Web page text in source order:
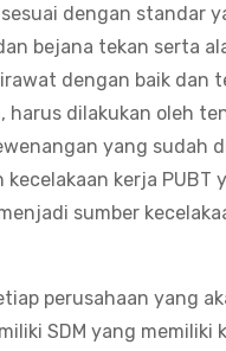
dengan standar
bejana tekan serta
dengan baik dan
harus dilakukan oleh
yang sudah
kerja
sumber
perusahaan yang
SDM yang